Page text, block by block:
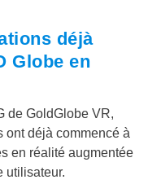
déjà
Globe en
de GoldGlobe VR,
ont déjà commencé à
en réalité augmentée
utilisateur.